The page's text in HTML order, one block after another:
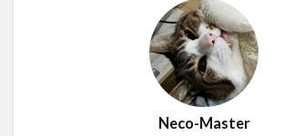
Neco-Master